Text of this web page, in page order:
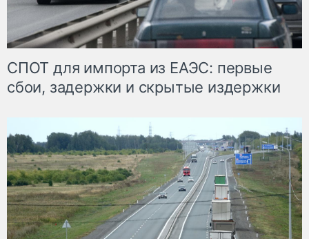
СПОТ для импорта из ЕАЭС: первые
сбои, задержки и скрытые издержки